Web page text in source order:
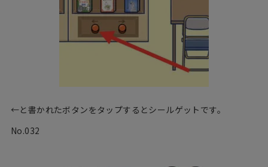
←と書かれたボタンをタップするとシールゲットです。
No.032